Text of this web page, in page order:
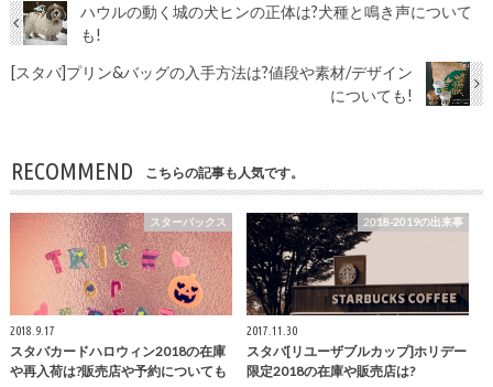
ハウルの動く城の犬ヒンの正体は?犬種と鳴き声について
も!
[スタバ]プリン&バッグの入手方法は?値段や素材/デザイン
についても!
RECOMMEND こちらの記事も人気です。
スターバックス
2018.9.17
スタバカードハロウィン2018の在庫
や再入荷は?販売店や予約についても
2018-2019の出来事
2017.11.30
スタバ[リユーザブルカップ]ホリデー
限定2018の在庫や販売店は?